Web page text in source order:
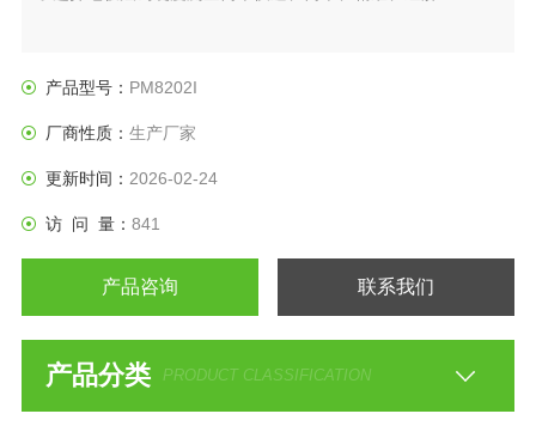
产品型号： PM8202I
厂商性质： 生产厂家
更新时间： 2026-02-24
访 问 量： 841
产品咨询 联系我们
产品分类 PRODUCT CLASSIFICATION